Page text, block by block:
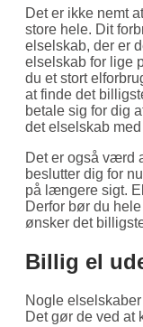
Det er ikke nemt
store hele. Dit
elselskab, der er
elselskab for lige
du et stort
at finde det
betale sig for dig
det elselskab
Det er også værd
beslutter dig for
på længere sigt.
Derfor bør du
ønsker det
Billig el
Nogle
Det gør de ved at